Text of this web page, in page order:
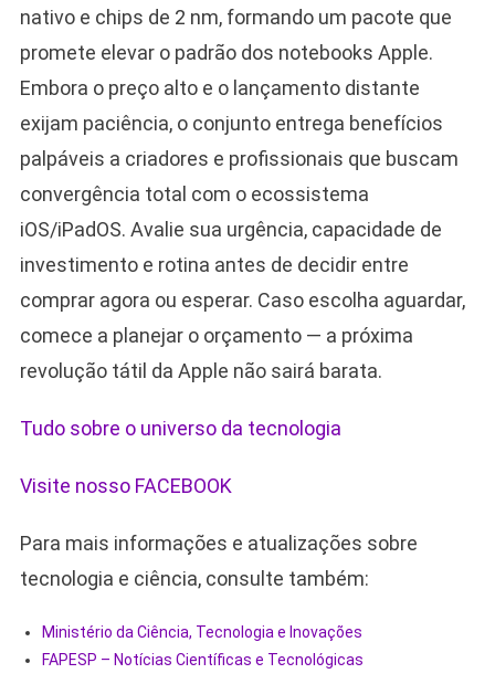
nativo e chips de 2 nm, formando um pacote que
promete elevar o padrão dos notebooks Apple.
Embora o preço alto e o lançamento distante
exijam paciência, o conjunto entrega benefícios
palpáveis a criadores e profissionais que buscam
convergência total com o ecossistema
iOS/iPadOS. Avalie sua urgência, capacidade de
investimento e rotina antes de decidir entre
comprar agora ou esperar. Caso escolha aguardar,
comece a planejar o orçamento — a próxima
revolução tátil da Apple não sairá barata.
Tudo sobre o universo da tecnologia
Visite nosso FACEBOOK
Para mais informações e atualizações sobre
tecnologia e ciência, consulte também:
Ministério da Ciência, Tecnologia e Inovações
FAPESP – Notícias Científicas e Tecnológicas